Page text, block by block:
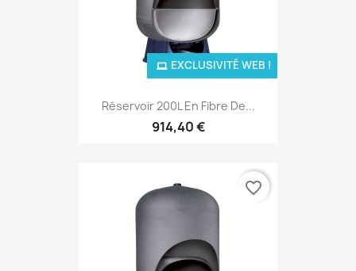
Réservoir 200L En Fibre De...
914,40 €
EXCLUSIVITÉ WEB !
favorite_border